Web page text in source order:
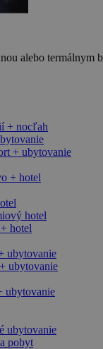
alebo termálnym
+ nocľah
+ ubytovanie
+ hotel
hotel
hotel
ubytovanie
ubytovanie
ubytovanie
ubytovanie
pobyt